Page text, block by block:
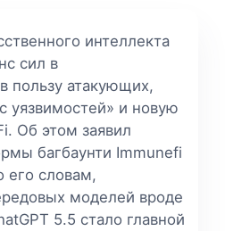
интеллекта
сил в
пользу атакующих,
уязвимостей» и новую
Об этом заявил
багбаунти Immunefi
словам,
моделей вроде
5.5 стало главной